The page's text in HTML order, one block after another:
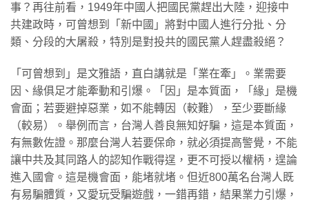
事？再往前看，1949年中國人把國民黨趕出大陸，迎接中
共建政時，可曾想到「新中國」將對中國人進行分批、分
類、分段的大屠殺，特別是對投共的國民黨人趕盡殺絕？
「可曾想到」是文雅語，直白講就是「業在牽」。業需要
因、緣俱足才能牽動和引爆。「因」是本質面，「緣」是機
會面；若要避掉惡業，如不能轉因（較難），至少要斷緣
（較易）。舉例而言，台灣人善良無知好騙，這是本質面，
有無數佐證。那麼台灣人若要保命，就必須提高警覺，不能
讓中共及其同路人的認知作戰得逞，更不可授以權柄，遑論
進入國會。這是機會面，能堵就堵。但近800萬名台灣人既
有易騙體質，又愛玩受騙遊戲，一錯再錯，結果業力引爆，